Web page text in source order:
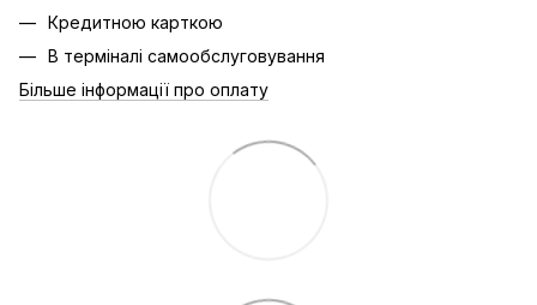
Кредитною карткою
В терміналі самообслуговування
Більше інформації про оплату